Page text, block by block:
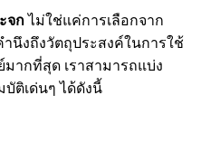
จกไม่ใช่แค่การเลือกจาก
นึงถึงวัตถุประสงค์ในการใช้
ากที่สุด เราสามารถแบ่ง
ติเด่นๆ ได้ดังนี้